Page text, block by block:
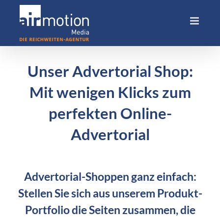
Unser Advertorial Shop:
Mit wenigen Klicks zum
perfekten Online-
Advertorial
Advertorial-Shoppen ganz einfach:
Stellen Sie sich aus unserem Produkt-
Portfolio die Seiten zusammen, die